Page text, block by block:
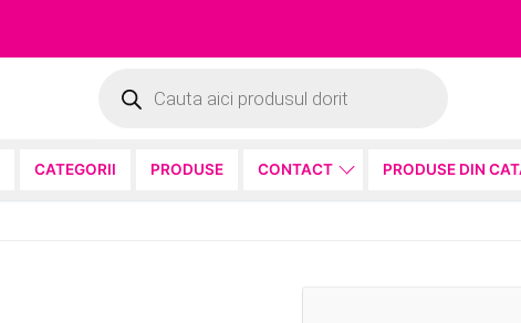
search
CATEGORII PRODUSE CONTACT PRODUSE DIN